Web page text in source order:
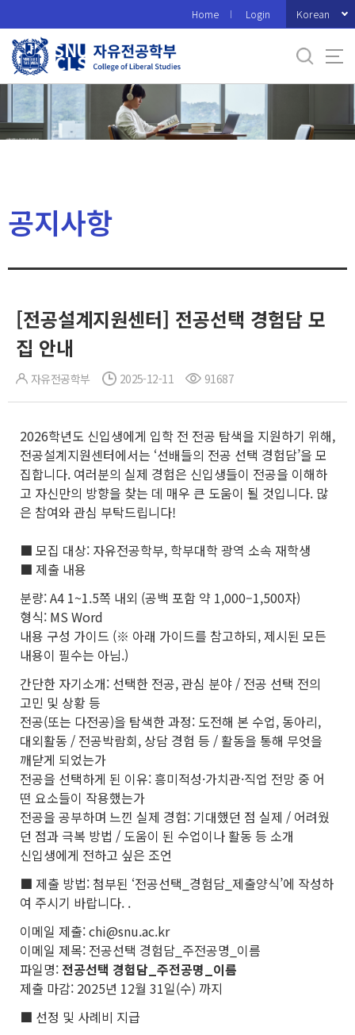
로
메
Home Login Korean
공지사항
[전공설계지원센터] 전공선택 경험담 모
집 안내
자유전공학부 2025-12-11 91687
2026학년도 신입생에게 입학 전 전공 탐색을 지원하기 위해,
전공설계지원센터에서는 ‘선배들의 전공 선택 경험담’을 모
집합니다. 여러분의 실제 경험은 신입생들이 전공을 이해하
고 자신만의 방향을 찾는 데 매우 큰 도움이 될 것입니다. 많
은 참여와 관심 부탁드립니다!
■ 모집 대상: 자유전공학부, 학부대학 광역 소속 재학생
■ 제출 내용
분량: A4 1~1.5쪽 내외 (공백 포함 약 1,000–1,500자)
형식: MS Word
내용 구성 가이드 (※ 아래 가이드를 참고하되, 제시된 모든
내용이 필수는 아님.)
간단한 자기소개: 선택한 전공, 관심 분야 / 전공 선택 전의
고민 및 상황 등
전공(또는 다전공)을 탐색한 과정: 도전해 본 수업, 동아리,
대외활동 / 전공박람회, 상담 경험 등 / 활동을 통해 무엇을
깨닫게 되었는가
전공을 선택하게 된 이유: 흥미적성·가치관·직업 전망 중 어
떤 요소들이 작용했는가
전공을 공부하며 느낀 실제 경험: 기대했던 점 실제 / 어려웠
던 점과 극복 방법 / 도움이 된 수업이나 활동 등 소개
신입생에게 전하고 싶은 조언
■ 제출 방법: 첨부된 ‘전공선택_경험담_제출양식’에 작성하
여 주시기 바랍니다. .
이메일 제출: chi@snu.ac.kr
이메일 제목: 전공선택 경험담_주전공명_이름
파일명: 전공선택 경험담_주전공명_이름
제출 마감: 2025년 12월 31일(수) 까지
■ 선정 및 사례비 지급